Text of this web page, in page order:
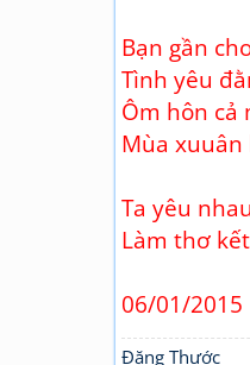
Bạn gần
Tình yêu
Ôm hôn cả
Mùa
Ta yêu
Làm thơ
06/01/2015
Đặng Thước